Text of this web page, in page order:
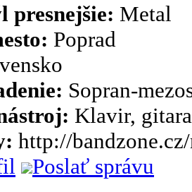
presnejšie: Metal
Poprad
Sopran-
Klavir, gitara
http://
Poslať správu